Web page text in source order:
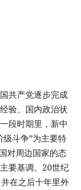
共产党逐步完成
验、国内政治状
段时期里，新中
斗争”为主要特
对周边国家的态
要基调。20世纪
在之后十年里外